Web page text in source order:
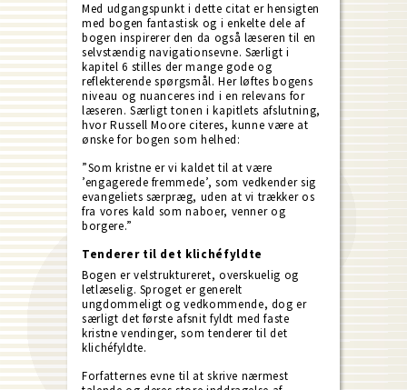
Med udgangspunkt i dette citat er hensigten
med bogen fantastisk og i enkelte dele af
bogen inspirerer den da også læseren til en
selvstændig navigationsevne. Særligt i
kapitel 6 stilles der mange gode og
reflekterende spørgsmål. Her løftes bogens
niveau og nuanceres ind i en relevans for
læseren. Særligt tonen i kapitlets afslutning,
hvor Russell Moore citeres, kunne være at
ønske for bogen som helhed:
”Som kristne er vi kaldet til at være
’engagerede fremmede’, som vedkender sig
evangeliets særpræg, uden at vi trækker os
fra vores kald som naboer, venner og
borgere.”
Tenderer til det klichéfyldte
Bogen er velstruktureret, overskuelig og
letlæselig. Sproget er generelt
ungdommeligt og vedkommende, dog er
særligt det første afsnit fyldt med faste
kristne vendinger, som tenderer til det
klichéfyldte.
Forfatternes evne til at skrive nærmest